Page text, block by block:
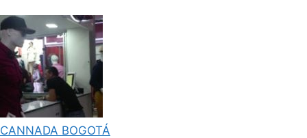
CANNADA BOGOTÁ